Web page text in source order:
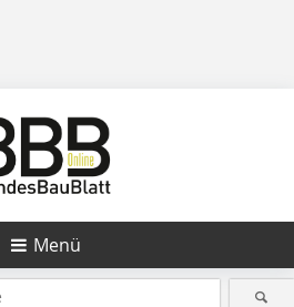
Menü